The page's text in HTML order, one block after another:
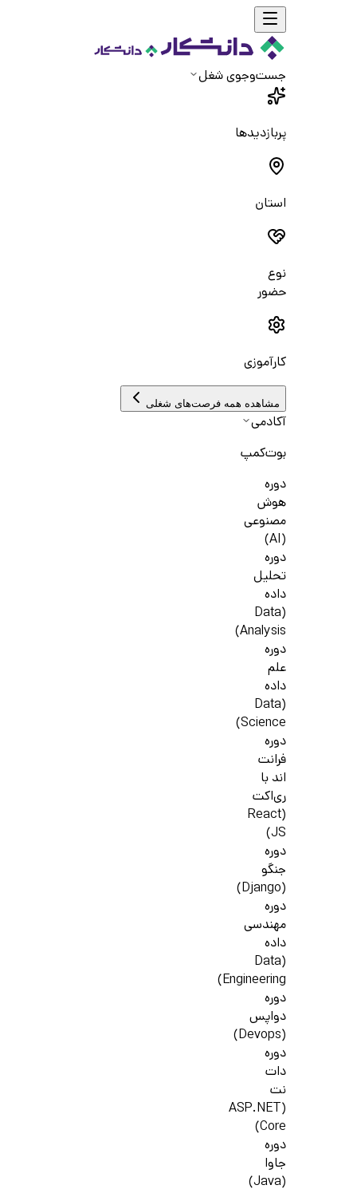
جست‌و‌جوی شغل
پربازدیدها
استان
نوع
حضور
کارآموزی
مشاهده همه فرصت‌های شغلی
آکادمی
بوت‌کمپ
دوره
هوش
مصنوعی
(AI)
دوره
تحلیل
داده
(Data
Analysis)
دوره
علم
داده
(Data
Science)
دوره
فرانت
اند با
ری‌اکت
(React
JS)
دوره
جنگو
(Django)
دوره
مهندسی
داده
(Data
Engineering)
دوره
دواپس
(Devops)
دوره
دات
نت
(ASP.NET
Core)
دوره
جاوا
(Java)